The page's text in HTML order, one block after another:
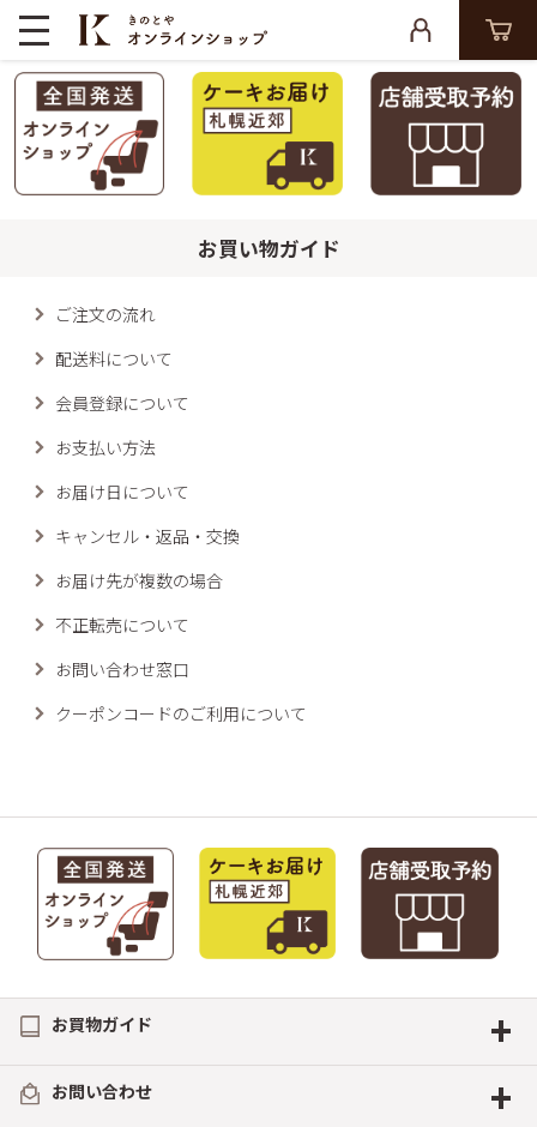
お買い物ガイド
ご注文の流れ
配送料について
会員登録について
お支払い方法
お届け日について
キャンセル・返品・交換
お届け先が複数の場合
不正転売について
お問い合わせ窓口
クーポンコードのご利用について
お買物ガイド +
お問い合わせ +